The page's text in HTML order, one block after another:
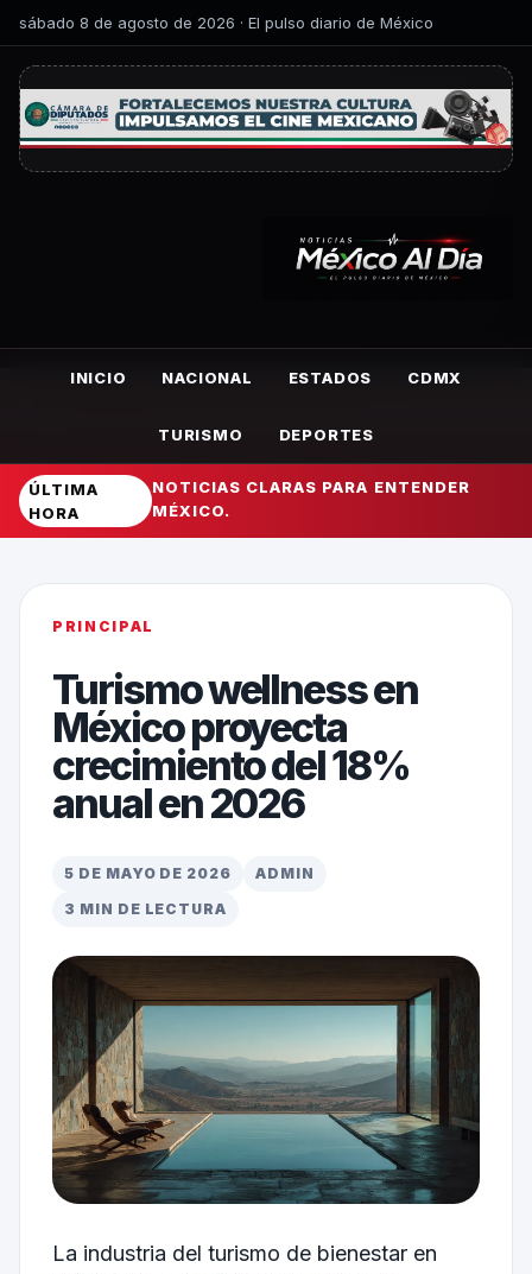
sábado 8 de agosto de 2026 · El pulso diario de México
INICIO NACIONAL ESTADOS CDMX
TURISMO DEPORTES
ÚLTIMA
HORA
NOTICIAS CLARAS PARA ENTENDER
MÉXICO.
PRINCIPAL
Turismo wellness en
México proyecta
crecimiento del 18%
anual en 2026
5 DE MAYO DE 2026
ADMIN
3 MIN DE LECTURA
La industria del turismo de bienestar en